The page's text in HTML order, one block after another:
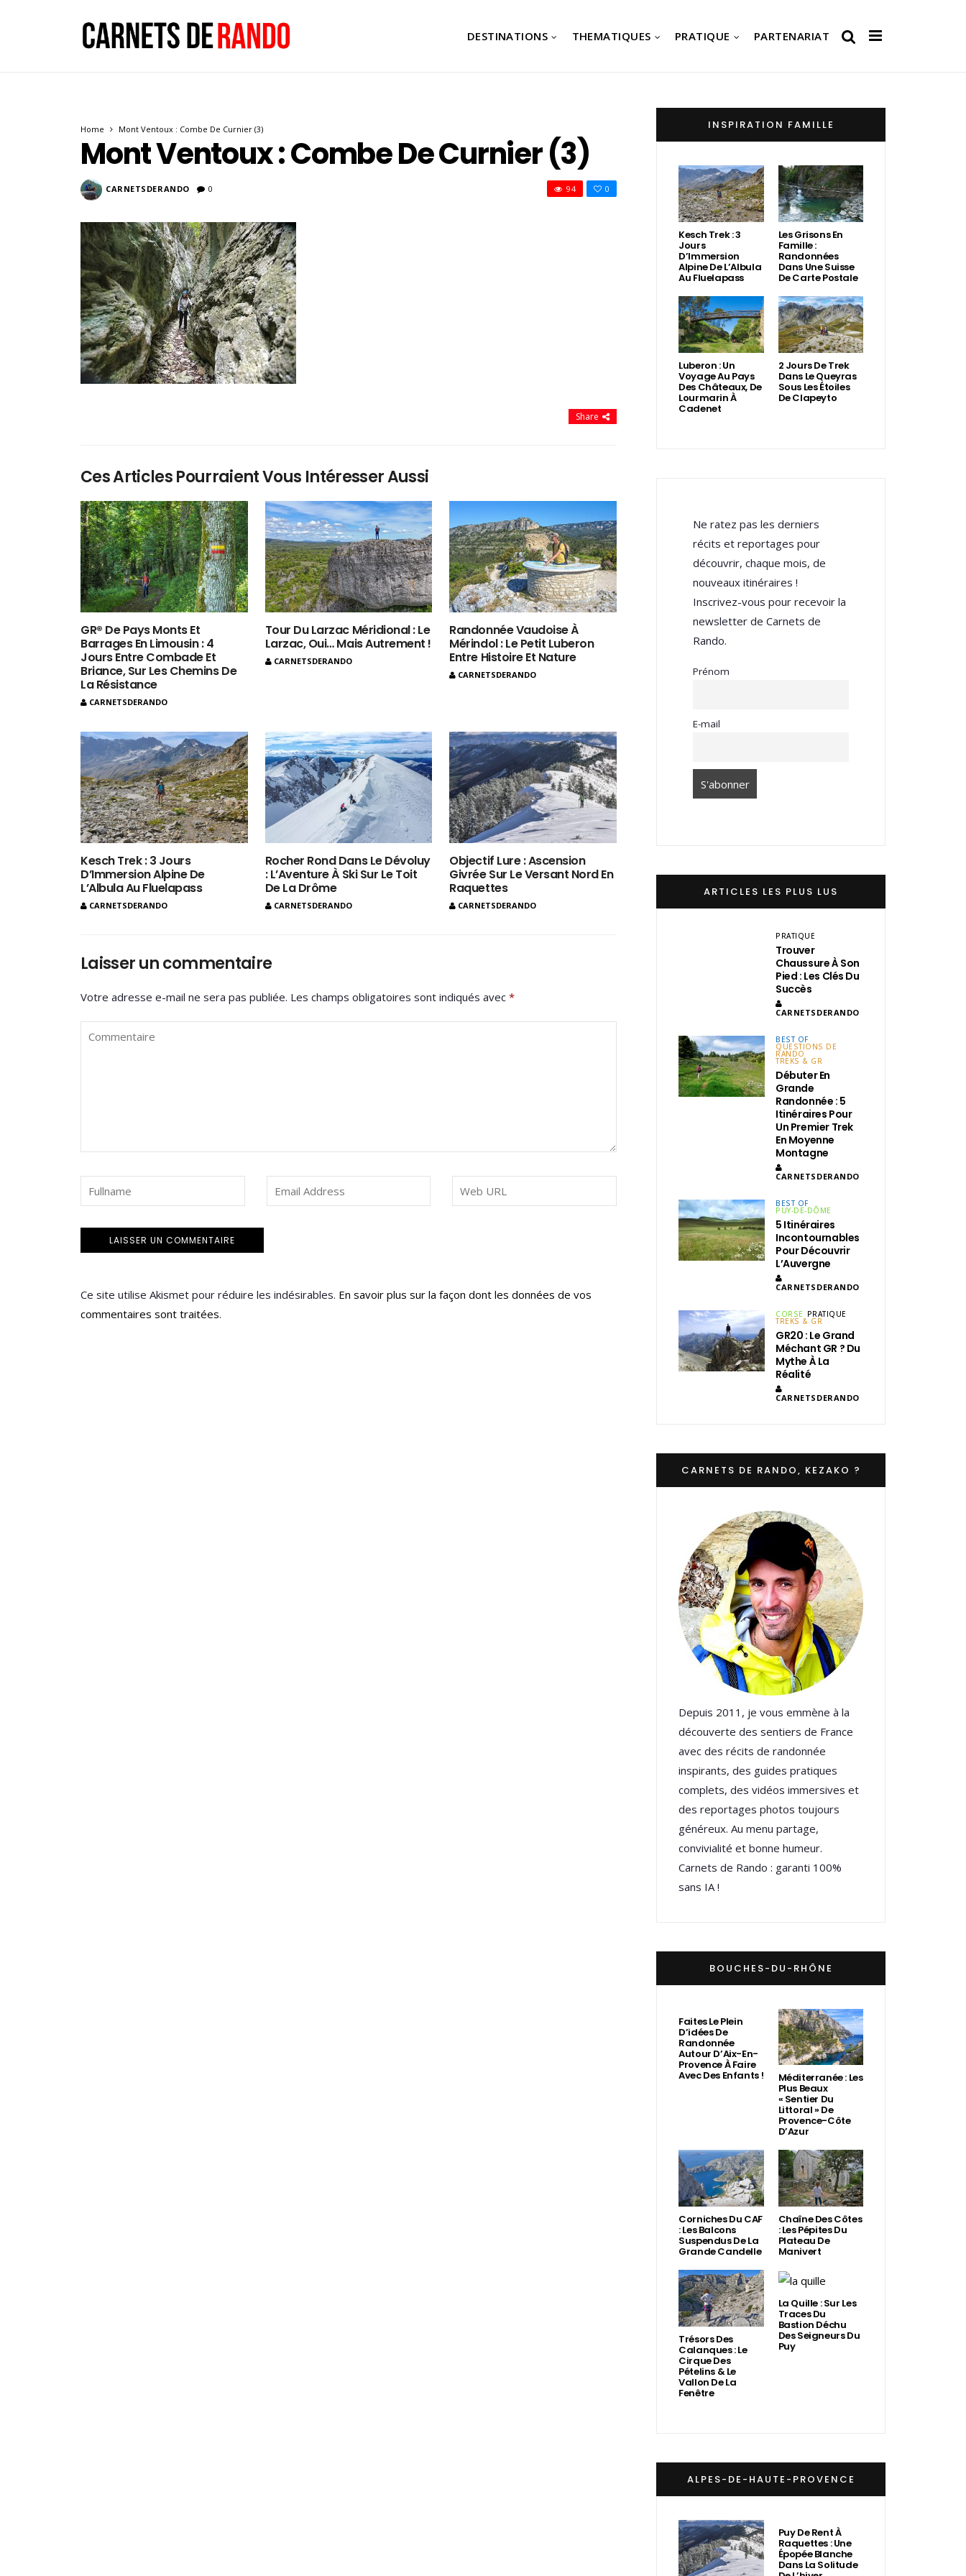
DESTINATIONS THEMATIQUES PRATIQUE PARTENARIAT
Home Mont Ventoux : Combe De Curnier (3)
Mont Ventoux : Combe De Curnier (3)
CARNETSDERANDO 0 0
94
Share
Ces Articles Pourraient Vous Intéresser Aussi
GR® De Pays Monts Et
Barrages En Limousin : 4
Jours Entre Combade Et
Briance, Sur Les Chemins De
La Résistance
CARNETSDERANDO
Tour Du Larzac Méridional : Le
Larzac, Oui… Mais Autrement !
CARNETSDERANDO
Randonnée Vaudoise À
Mérindol : Le Petit Luberon
Entre Histoire Et Nature
CARNETSDERANDO
Kesch Trek : 3 Jours
D’Immersion Alpine De
L’Albula Au Fluelapass
CARNETSDERANDO
Rocher Rond Dans Le Dévoluy
: L’Aventure À Ski Sur Le Toit
De La Drôme
CARNETSDERANDO
Objectif Lure : Ascension
Givrée Sur Le Versant Nord En
Raquettes
CARNETSDERANDO
Laisser un commentaire
Votre adresse e-mail ne sera pas publiée. Les champs obligatoires sont indiqués avec *
Ce site utilise Akismet pour réduire les indésirables. En savoir plus sur la façon dont les données de vos
commentaires sont traitées.
INSPIRATION FAMILLE
Kesch Trek : 3
Jours
D’Immersion
Alpine De L’Albula
Au Fluelapass
Les Grisons En
Famille :
Randonnées
Dans Une Suisse
De Carte Postale
Luberon : Un
Voyage Au Pays
Des Châteaux, De
Lourmarin À
Cadenet
2 Jours De Trek
Dans Le Queyras
Sous Les Étoiles
De Clapeyto
Ne ratez pas les derniers
récits et reportages pour
découvrir, chaque mois, de
nouveaux itinéraires !
Inscrivez-vous pour recevoir la
newsletter de Carnets de
Rando.
Prénom
E-mail
ARTICLES LES PLUS LUS
PRATIQUE
Trouver
Chaussure À Son
Pied : Les Clés Du
Succès
CARNETSDERANDO
BEST OF
QUESTIONS DE
RANDO
TREKS & GR
Débuter En
Grande
Randonnée : 5
Itinéraires Pour
Un Premier Trek
En Moyenne
Montagne
CARNETSDERANDO
BEST OF
PUY-DE-DÔME
5 Itinéraires
Incontournables
Pour Découvrir
L’Auvergne
CARNETSDERANDO
CORSE PRATIQUE
TREKS & GR
GR20 : Le Grand
Méchant GR ? Du
Mythe À La
Réalité
CARNETSDERANDO
CARNETS DE RANDO, KEZAKO ?
Depuis 2011, je vous emmène à la
découverte des sentiers de France
avec des récits de randonnée
inspirants, des guides pratiques
complets, des vidéos immersives et
des reportages photos toujours
généreux. Au menu partage,
convivialité et bonne humeur.
Carnets de Rando : garanti 100%
sans IA !
BOUCHES-DU-RHÔNE
Faites Le Plein
D’idées De
Randonnée
Autour D’Aix-En-
Provence À Faire
Avec Des Enfants ! Méditerranée : Les
Plus Beaux
« Sentier Du
Littoral » De
Provence-Côte
D’Azur
Corniches Du CAF
: Les Balcons
Suspendus De La
Grande Candelle
Chaîne Des Côtes
: Les Pépites Du
Plateau De
Manivert
Trésors Des
Calanques : Le
Cirque Des
Pételins & Le
Vallon De La
Fenêtre
La Quille : Sur Les
Traces Du
Bastion Déchu
Des Seigneurs Du
Puy
ALPES-DE-HAUTE-PROVENCE
Puy De Rent À
Raquettes : Une
Épopée Blanche
Dans La Solitude